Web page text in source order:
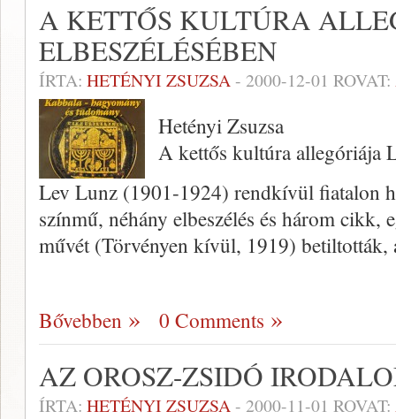
A KETTŐS KULTÚRA
ELBESZÉLÉSÉBEN
ÍRTA: HETÉNYI ZSUZSA- 2000-12-01 ROVAT:
Hetényi Zsuzsa
A kettős kultúra allegóriája
Lev Lunz (1901-1924) rendkívül fia­talon
szín­mű, néhány elbeszélés és három cikk,
művét (Törvényen kívül, 1919) betiltották,
Bővebben 0 Comments
AZ OROSZ-ZSIDÓ
ÍRTA: HETÉNYI ZSUZSA- 2000-11-01 ROVAT: